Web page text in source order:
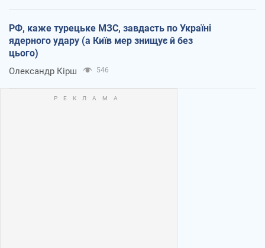
РФ, каже турецьке МЗС, завдасть по Україні
ядерного удару (а Київ мер знищує й без
цього)
Олександр Кірш 546